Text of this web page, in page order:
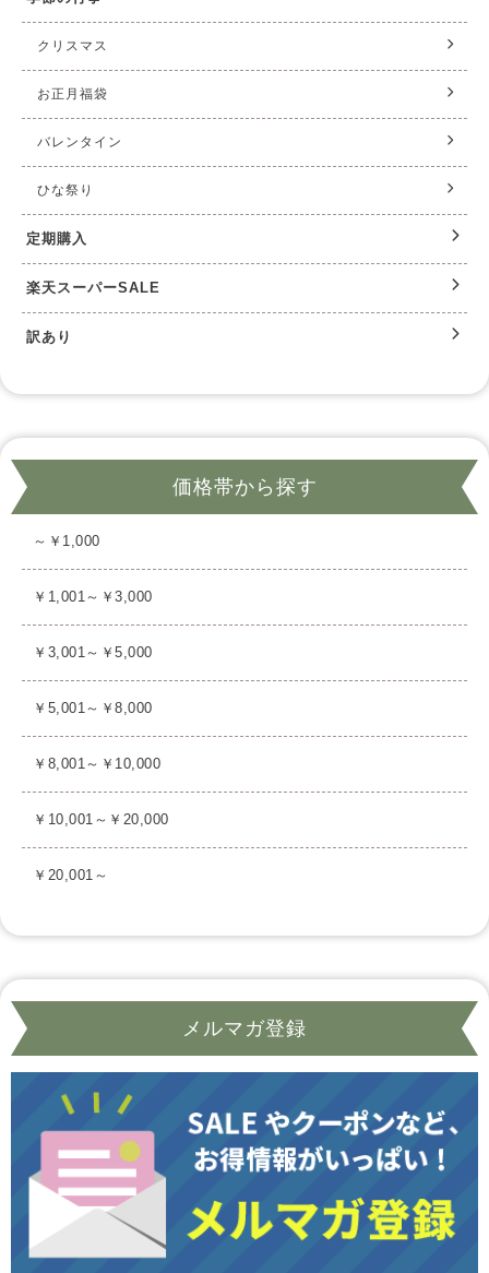
クリスマス
お正月福袋
バレンタイン
ひな祭り
定期購入
楽天スーパーSALE
訳あり
価格帯から探す
～￥1,000
￥1,001～￥3,000
￥3,001～￥5,000
￥5,001～￥8,000
￥8,001～￥10,000
￥10,001～￥20,000
￥20,001～
メルマガ登録